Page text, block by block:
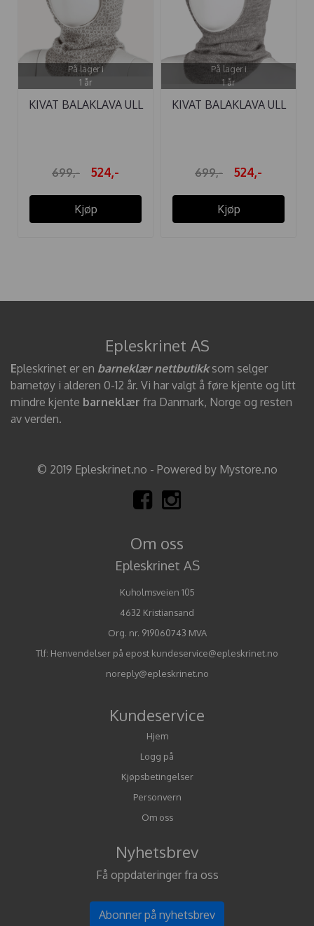
På lager i
1 år
KIVAT BALAKLAVA ULL
699,- 524,-
Kjøp
På lager i
1 år
KIVAT BALAKLAVA ULL
699,- 524,-
Kjøp
Epleskrinet AS
Epleskrinet er en barneklær nettbutikksom selger
barnetøy i alderen 0-12 år. Vi har valgt å føre kjente og litt
mindre kjente barneklær fra Danmark, Norge og resten
av verden.
© 2019 Epleskrinet.no - Powered by Mystore.no
Om oss
Epleskrinet AS
Kuholmsveien 105
4632 Kristiansand
Org. nr. 919060743 MVA
Tlf: Henvendelser på epost kundeservice@epleskrinet.no
noreply@epleskrinet.no
Kundeservice
Hjem
Logg på
Kjøpsbetingelser
Personvern
Om oss
Nyhetsbrev
Få oppdateringer fra oss
Abonner på nyhetsbrev